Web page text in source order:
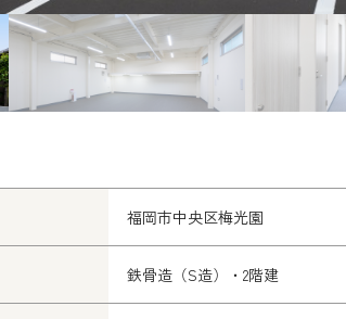
福岡市中央区梅光園
鉄骨造（S造）・2階建